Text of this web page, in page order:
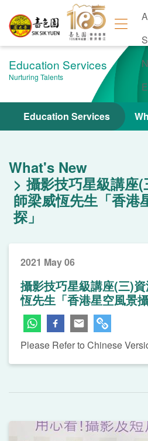
Education Services
Nurturing Talents
Education Services
What's New
攝影技巧星級講座
師梁威恆先生「香港
探」
2021 May 06
攝影技巧星級講座(三)
恆先生「香港星空風景
Please Refer to Chinese